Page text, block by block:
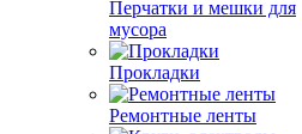
Перчатки и мешки для
мусора
Прокладки
Ремонтные ленты